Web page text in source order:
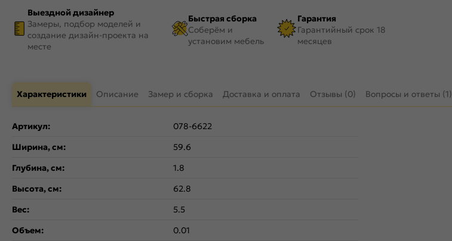
Выездной дизайнер
Замеры, подбор моделей и
создание дизайн-проекта на
месте
Быстрая сборка
Соберём и
установим мебель
Гарантия
Гарантийный срок 18
месяцев
Характеристики Описание Замер и сборка Доставка и оплата Отзывы (0) Вопросы и ответы (1)
Артикул:
078-6622
Ширина, см:
59.6
Глубина, см:
1.8
Высота, см:
62.8
Вес:
5.5
Объем:
0.01